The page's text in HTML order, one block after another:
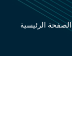
الصفحة الرئيسية